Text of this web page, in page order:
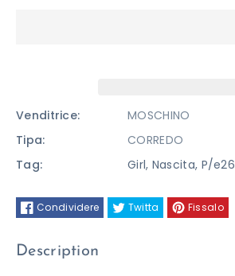
Venditrice:
MOSCHINO
Tipa:
CORREDO
Tag:
Girl, Nascita, P/e26
Condividere Twitta Fissalo
Description